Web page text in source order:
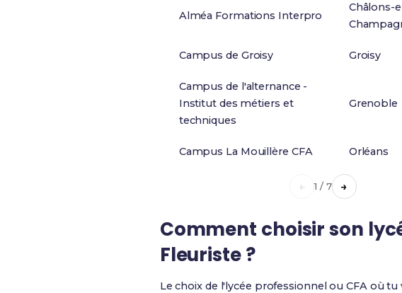
Alméa Formations Interpro
Châlons-
Campus de Groisy Groisy
Campus de l'alternance -
Institut des métiers et
techniques
Grenoble
Campus La Mouillère CFA Orléans
← 1 / 7 →
Comment choisir son
Fleuriste ?
Le choix de l'lycée professionnel ou CFA où